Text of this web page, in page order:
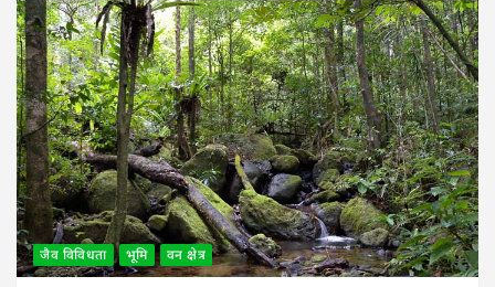
जैव विविधता भूमि वन क्षेत्र